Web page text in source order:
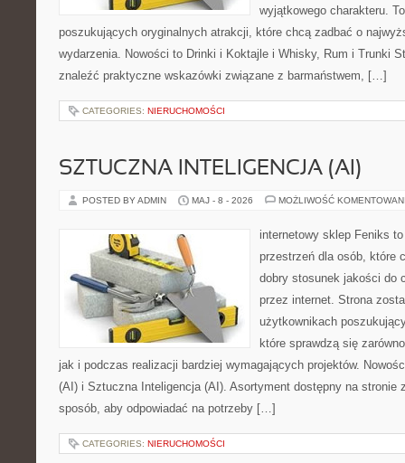
wyjątkowego charakteru.
poszukujących oryginalnych atrakcji, które chcą zadbać o
wydarzenia. Nowości to Drinki i Koktajle i Whisky, Rum i Trunki
znaleźć praktyczne wskazówki związane z barmaństwem, […]
CATEGORIES: NIERUCHOMOŚCI
SZTUCZNA INTELIGENCJA (AI)
POSTED BY ADMIN MAJ - 8 - 2026 MOŻLIWOŚĆ
internetowy sklep Feniks
przestrzeń dla osób, które
dobry stosunek jakości do
przez internet. Strona
użytkownikach
które sprawdzą się
jak i podczas realizacji bardziej wymagających projektów.
(AI) i Sztuczna Inteligencja (AI). Asortyment dostępny na stronie
sposób, aby odpowiadać na potrzeby […]
CATEGORIES: NIERUCHOMOŚCI